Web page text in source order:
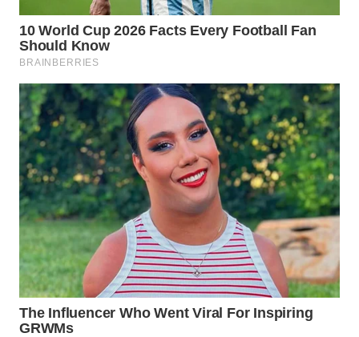
WN
INDRAMAYU
KUNINGAN
WN
MAJALENGKA
WN
SUBANG
WN
SUKABUMI
WN
PURWAKARTA